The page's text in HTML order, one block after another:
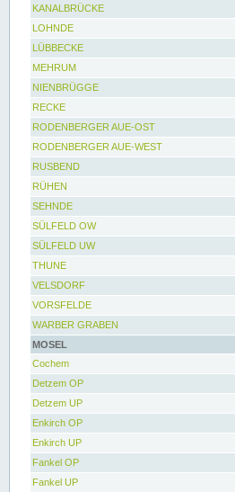
KANALBRÜCKE
LOHNDE
LÜBBECKE
MEHRUM
NIENBRÜGGE
RECKE
RODENBERGER AUE-OST
RODENBERGER AUE-WEST
RUSBEND
RÜHEN
SEHNDE
SÜLFELD OW
SÜLFELD UW
THUNE
VELSDORF
VORSFELDE
WARBER GRABEN
MOSEL
Cochem
Detzem OP
Detzem UP
Enkirch OP
Enkirch UP
Fankel OP
Fankel UP